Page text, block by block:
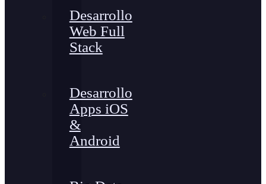
Desarrollo
Web Full
Stack
Desarrollo
Apps iOS
&
Android